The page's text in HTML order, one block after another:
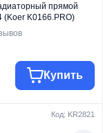
прямой
(Koer K0166.PRO)
Купить
Код: KR2821